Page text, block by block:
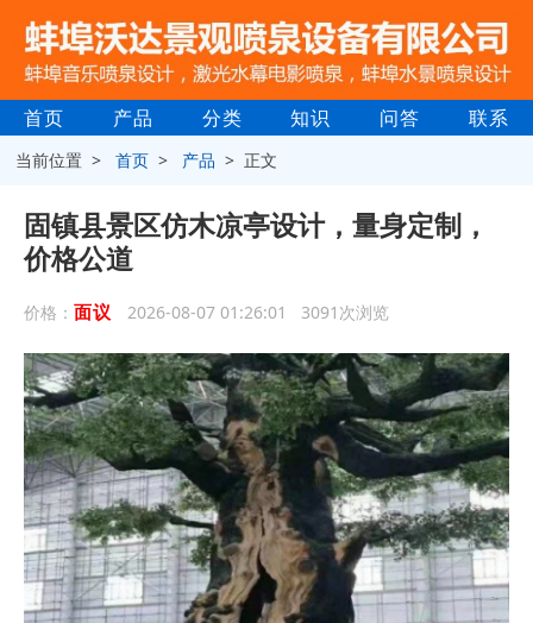
首页 产品 分类 知识 问答 联系
当前位置 >首页 > 产品 > 正文
固镇县景区仿木凉亭设计，量身定制，
价格公道
价格： 面议 2026-08-07 01:26:01 3091次浏览